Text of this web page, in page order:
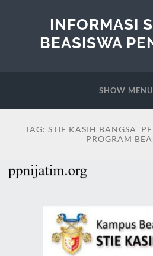
INFORMASI
BEASISWA
SHOW MENU
TAG: STIE KASIH BANGSA
PROGRAM